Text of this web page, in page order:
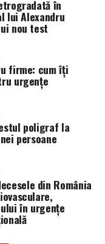
întotdeauna
tehnică a
frecvent pe
cauze ecologice.
pot
față de protejarea
faptul că
care protejează
contribui la
creșterea
economii de costuri
trebuie să se
confortul
concepute
în
lui Alexandru
nou test
firme: cum îți
urgențe
poligraf la
persoane
din România
în urgențe